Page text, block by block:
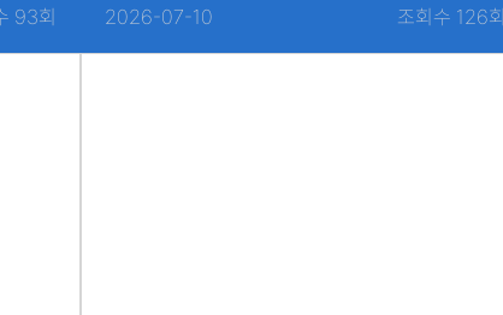
93회 2026-07-10 조회수 126회